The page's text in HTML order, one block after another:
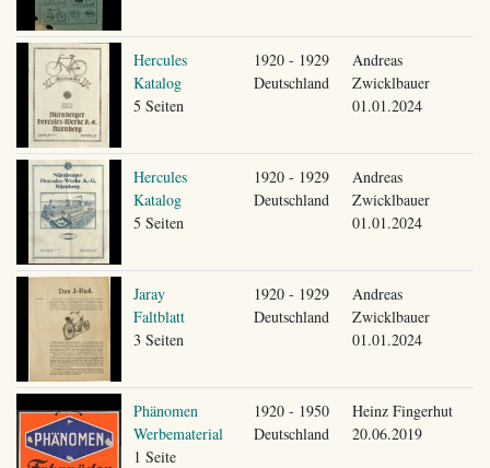
Hercules
Katalog
5 Seiten
1920 - 1929
Deutschland
Andreas
Zwicklbauer
01.01.2024
Hercules
Katalog
5 Seiten
1920 - 1929
Deutschland
Andreas
Zwicklbauer
01.01.2024
Jaray
Faltblatt
3 Seiten
1920 - 1929
Deutschland
Andreas
Zwicklbauer
01.01.2024
Phänomen
Werbematerial
1 Seite
1920 - 1950
Deutschland
Heinz Fingerhut
20.06.2019